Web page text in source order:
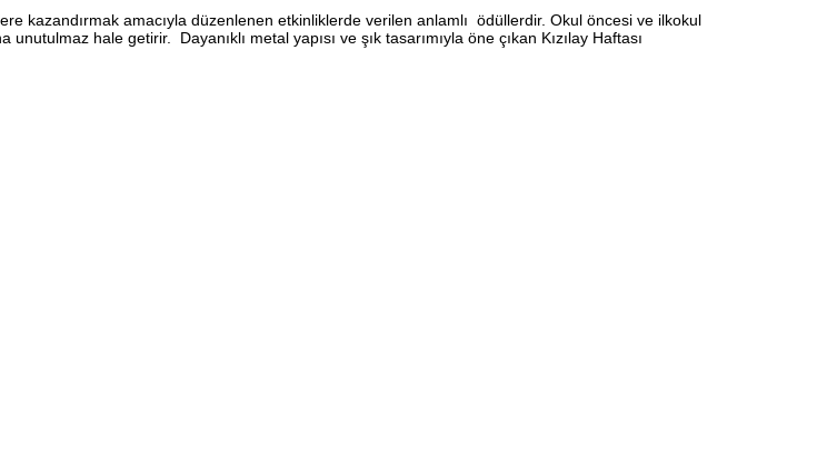
kazandırmak amacıyla düzenlenen etkinliklerde verilen anlamlı ödüllerdir. Okul öncesi ve ilkokul
hale getirir. Dayanıklı metal yapısı ve şık tasarımıyla öne çıkan Kızılay Haftası